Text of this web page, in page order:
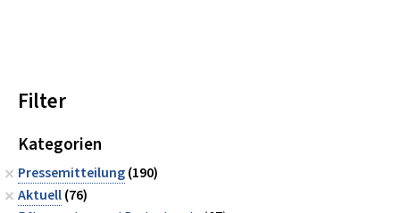
Filter
Kategorien
Pressemitteilung(190)
Aktuell(76)